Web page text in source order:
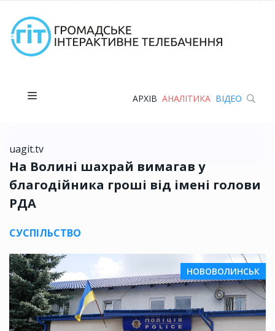
АРХІВ АНАЛІТИКА ВІДЕО
uagit.tv
На Волині шахрай вимагав у
благодійника гроші від імені голови
РДА
СУСПІЛЬСТВО
НОВОВОЛИНСЬК